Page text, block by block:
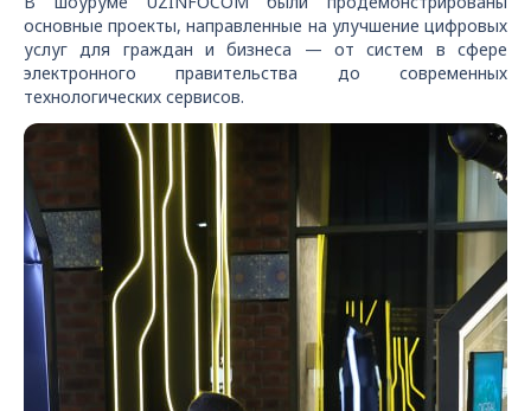
основные проекты, направленные на улучшение цифровых
услуг для граждан и бизнеса — от систем в сфере
электронного правительства до современных
технологических сервисов.